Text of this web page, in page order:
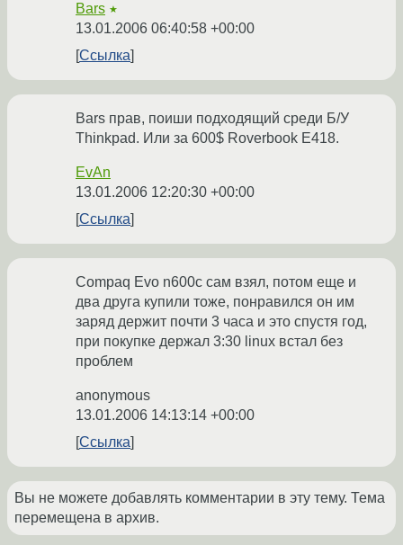
Bars ★
13.01.2006 06:40:58 +00:00
Ссылка
Bars прав, поиши подходящий среди Б/У
Thinkpad. Или за 600$ Roverbook E418.
EvAn
13.01.2006 12:20:30 +00:00
Ссылка
Compaq Evo n600c сам взял, потом еще и
два друга купили тоже, понравился он им
заряд держит почти 3 часа и это спустя год,
при покупке держал 3:30 linux встал без
проблем
anonymous
13.01.2006 14:13:14 +00:00
Ссылка
Вы не можете добавлять комментарии в эту тему. Тема
перемещена в архив.